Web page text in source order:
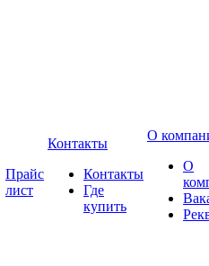
Прайс
лист
Контакты
Контакты
Где
купить
О
О